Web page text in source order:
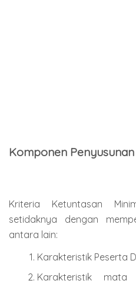
Komponen Penyusunan
Kriteria Ketuntasan
setidaknya dengan
antara lain:
Karakteristik Peserta
Karakteristik mata